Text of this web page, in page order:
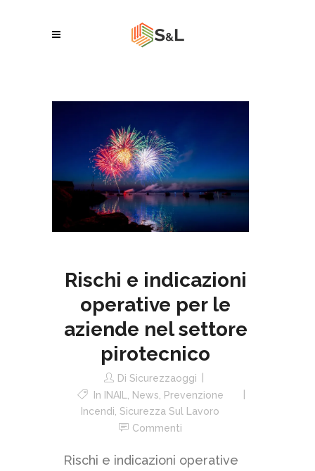
Rischi e indicazioni
operative per le
aziende nel settore
pirotecnico
Di Sicurezzaoggi
In
INAIL, News, Prevenzione
Incendi, Sicurezza Sul Lavoro
Commenti
Rischi e indicazioni operative